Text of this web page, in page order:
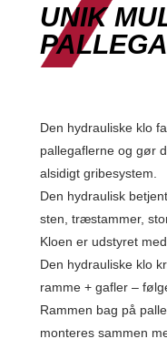
UNIK
Den hydrauliske klo
pallegaflerne og gør
alsidigt gribesystem.
Den hydraulisk
sten, træstammer,
Kloen er udstyret
Den hydrauliske klo
ramme + gafler –
Rammen bag på
monteres sammen